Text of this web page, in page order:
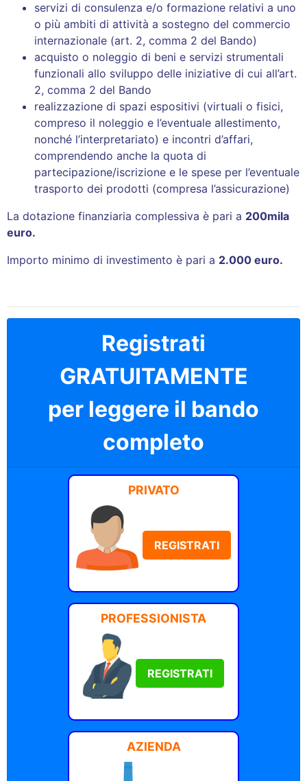
servizi di consulenza e/o formazione relativi a uno
o più ambiti di attività a sostegno del commercio
internazionale (art. 2, comma 2 del Bando)
acquisto o noleggio di beni e servizi strumentali
funzionali allo sviluppo delle iniziative di cui all’art.
2, comma 2 del Bando
realizzazione di spazi espositivi (virtuali o fisici,
compreso il noleggio e l’eventuale allestimento,
nonché l’interpretariato) e incontri d’affari,
comprendendo anche la quota di
partecipazione/iscrizione e le spese per l’eventuale
trasporto dei prodotti (compresa l’assicurazione)
La dotazione finanziaria complessiva è pari a 200mila
euro.
Importo minimo di investimento è pari a 2.000 euro.
Registrati
GRATUITAMENTE
per leggere il bando
completo
PRIVATO
REGISTRATI
PROFESSIONISTA
REGISTRATI
AZIENDA